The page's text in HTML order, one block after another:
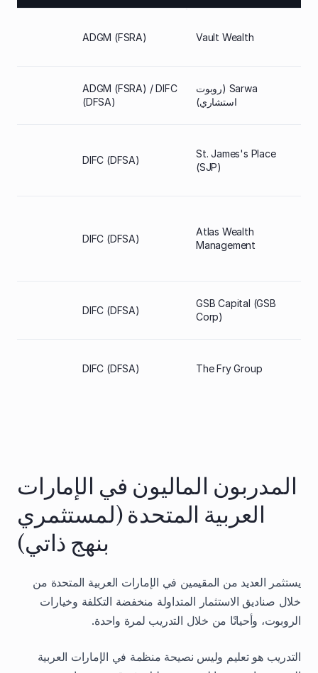
Vault Wealth
ADGM (FSRA)
Sarwa (روبوت
استشاري)
ADGM (FSRA) / DIFC
(DFSA)
St. James's Place
(SJP)
DIFC (DFSA)
Atlas Wealth
Management
DIFC (DFSA)
GSB Capital (GSB
Corp)
DIFC (DFSA)
The Fry Group
DIFC (DFSA)
المدربون الماليون في الإمارات
العربية المتحدة (لمستثمري
بنهج ذاتي)
يستثمر العديد من المقيمين في الإمارات العربية المتحدة من
خلال صناديق الاستثمار المتداولة منخفضة التكلفة وخيارات
الروبوت، وأحيانًا من خلال التدريب لمرة واحدة.
التدريب هو تعليم وليس نصيحة منظمة في الإمارات العربية